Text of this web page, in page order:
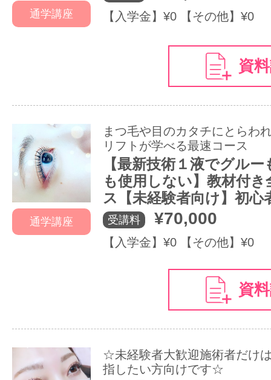
通学講座 【入学金】¥0 【その他】¥0
資
通学講座
まつ毛や目のカタチにとらわ
リフトが学べる最速コース
【最新技術１液でグル
も使用しない】教材付き
ス【未経験者向け】初心
受講料 ¥70,000
【入学金】¥0 【その他】¥0
資
☆未経験者大歓迎施術者だけ
指したい方向けです☆